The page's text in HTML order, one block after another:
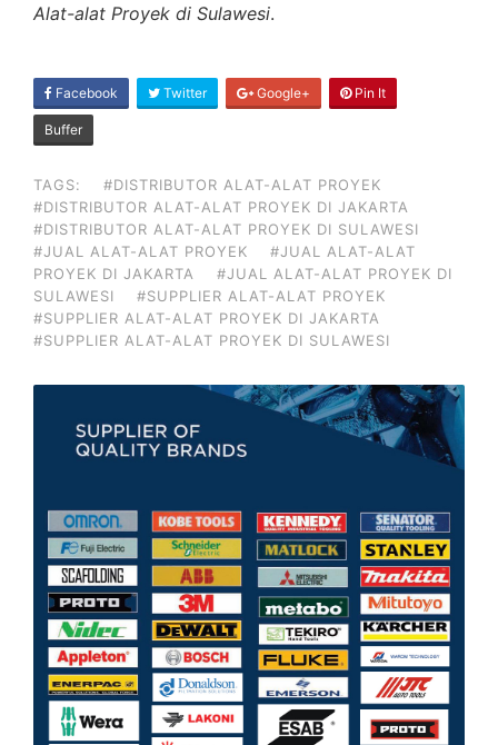
Alat-alat Proyek di Sulawesi.
SHARE
ON
Facebook Twitter Google+ Pin It
Buffer
TAGS:
#DISTRIBUTOR ALAT-ALAT PROYEK
#DISTRIBUTOR ALAT-ALAT PROYEK DI JAKARTA
#DISTRIBUTOR ALAT-ALAT PROYEK DI SULAWESI
#JUAL ALAT-ALAT PROYEK
#JUAL ALAT-ALAT
PROYEK DI JAKARTA
#JUAL ALAT-ALAT PROYEK DI
SULAWESI
#SUPPLIER ALAT-ALAT PROYEK
#SUPPLIER ALAT-ALAT PROYEK DI JAKARTA
#SUPPLIER ALAT-ALAT PROYEK DI SULAWESI